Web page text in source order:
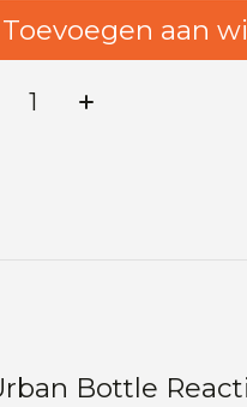
Toevoegen aan
Bottle